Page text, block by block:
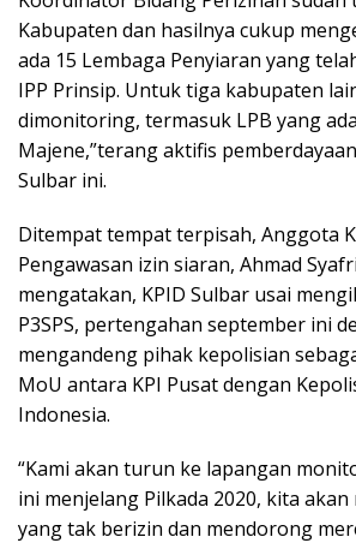
Kabupaten dan hasilnya cukup
ada 15 Lembaga Penyiaran yang
IPP Prinsip. Untuk tiga kabupaten
dimonitoring, termasuk LPB yang
Majene,”terang aktifis
Sulbar ini.
Ditempat tempat terpisah, Anggota
Pengawasan izin siaran, Ahmad
mengatakan, KPID Sulbar usai
P3SPS, pertengahan september ini
mengandeng pihak kepolisian
MoU antara KPI Pusat dengan
Indonesia.
“Kami akan turun ke lapangan
ini menjelang Pilkada 2020, kita
yang tak berizin dan mendorong